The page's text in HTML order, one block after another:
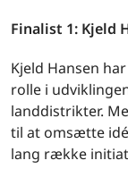
Finalist 1: Kjeld
Kjeld Hansen
rolle i
landdistrikter.
til at omsætte
lang række